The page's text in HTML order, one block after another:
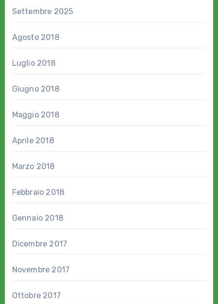
Settembre 2025
Agosto 2018
Luglio 2018
Giugno 2018
Maggio 2018
Aprile 2018
Marzo 2018
Febbraio 2018
Gennaio 2018
Dicembre 2017
Novembre 2017
Ottobre 2017